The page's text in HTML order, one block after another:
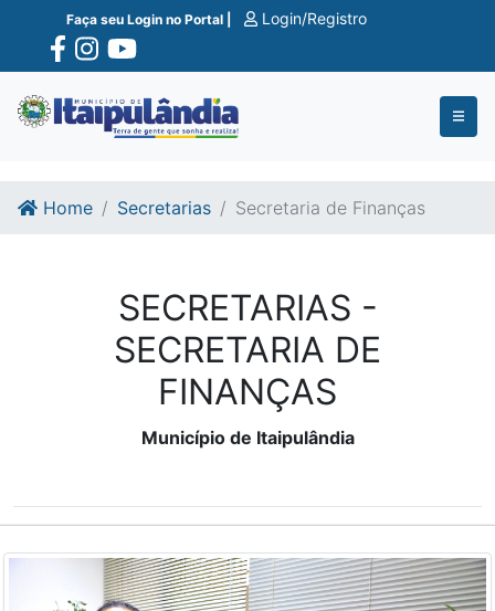
Ir para o conte�do
Ir para o fim do conte�do
Faça seu Login no Portal | Login/Registro
Home Secretarias Secretaria de Finanças
SECRETARIAS -
SECRETARIA DE
FINANÇAS
Município de Itaipulândia